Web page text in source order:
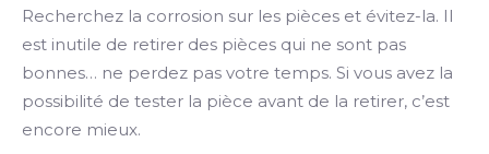
Recherchez la corrosion sur les pièces et évitez-la. Il
est inutile de retirer des pièces qui ne sont pas
bonnes… ne perdez pas votre temps. Si vous avez la
possibilité de tester la pièce avant de la retirer, c’est
encore mieux.